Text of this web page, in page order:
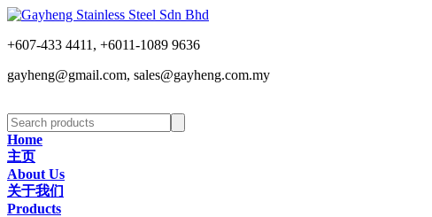
+607-433 4411, +6011-1089 9636
gayheng@gmail.com, sales@gayheng.com.my
Home
主页
About Us
关于我们
Products